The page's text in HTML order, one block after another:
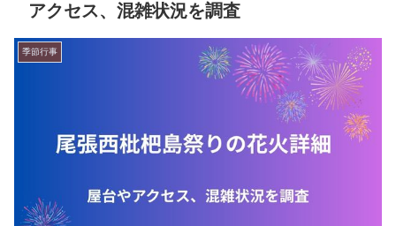
アクセス、混雑状況を調査
季節行事